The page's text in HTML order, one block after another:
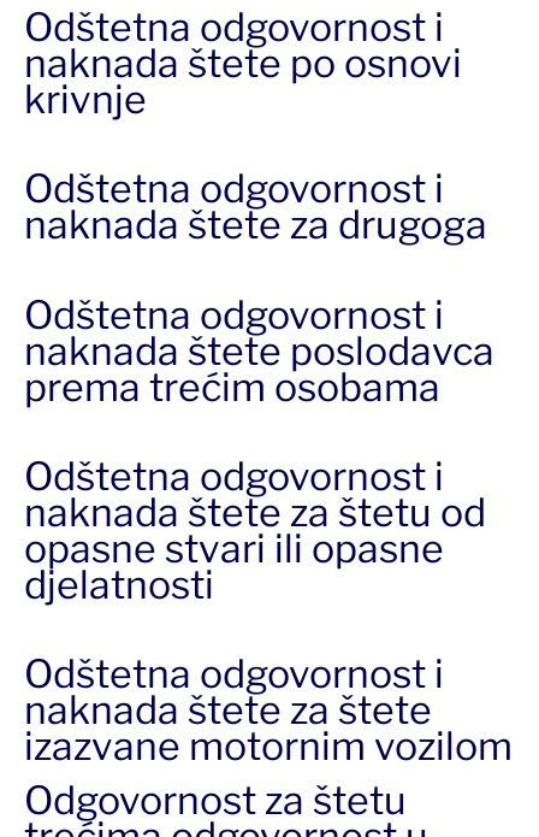
Odštetna odgovornost i
naknada štete po osnovi
krivnje
Odštetna odgovornost i
naknada štete za drugoga
Odštetna odgovornost i
naknada štete poslodavca
prema trećim osobama
Odštetna odgovornost i
naknada štete za štetu od
opasne stvari ili opasne
djelatnosti
Odštetna odgovornost i
naknada štete za štete
izazvane motornim vozilom
Odgovornost za štetu